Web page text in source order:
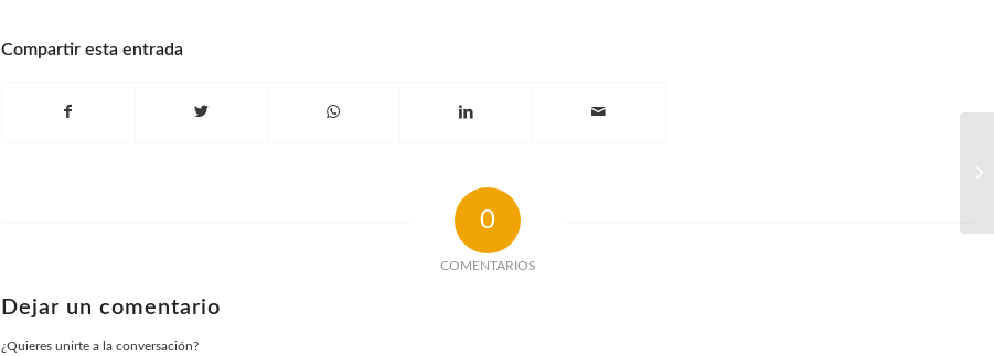
Compartir esta entrada
0
COMENTARIOS
Dejar un comentario
¿Quieres unirte a la conversación?